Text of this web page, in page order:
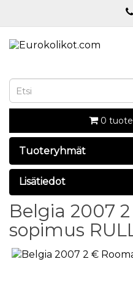
0
Tuoteryhmät
Lisätiedot
Belgia 2007
sopimus